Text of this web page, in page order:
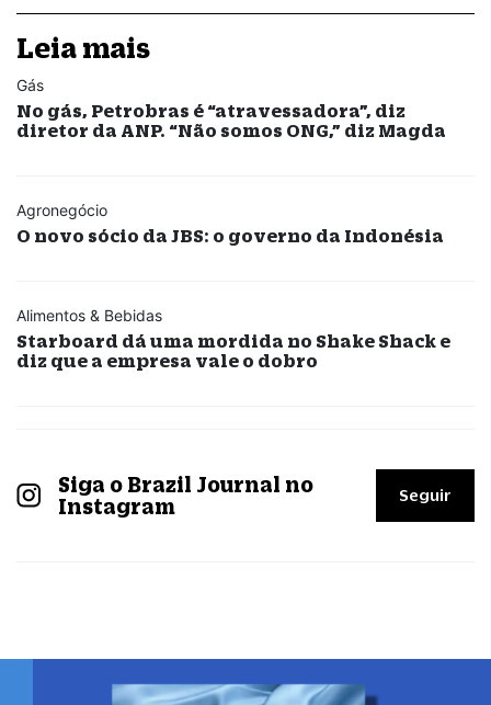
Leia mais
Gás
No gás, Petrobras é “atravessadora”, diz
diretor da ANP. “Não somos ONG,” diz Magda
Agronegócio
O novo sócio da JBS: o governo da Indonésia
Alimentos & Bebidas
Starboard dá uma mordida no Shake Shack e
diz que a empresa vale o dobro
Siga o Brazil Journal no
Instagram
Seguir